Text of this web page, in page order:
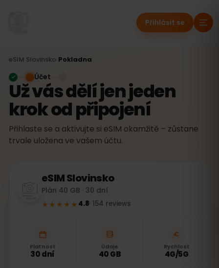
Přihlásit se
eSIM Slovinsko Pokladna
Už vás dělí jen jeden
krok od připojení
Přihlaste se a aktivujte si eSIM okamžitě – zůstane
trvale uložena ve vašem účtu.
Účet
eSIMSlovinsko
Plán 40 GB · 30 dní
★★★★★ 4.8· 154 reviews
Platnost
30 dní
Údaje
40 GB
Rychlost
4G/5G